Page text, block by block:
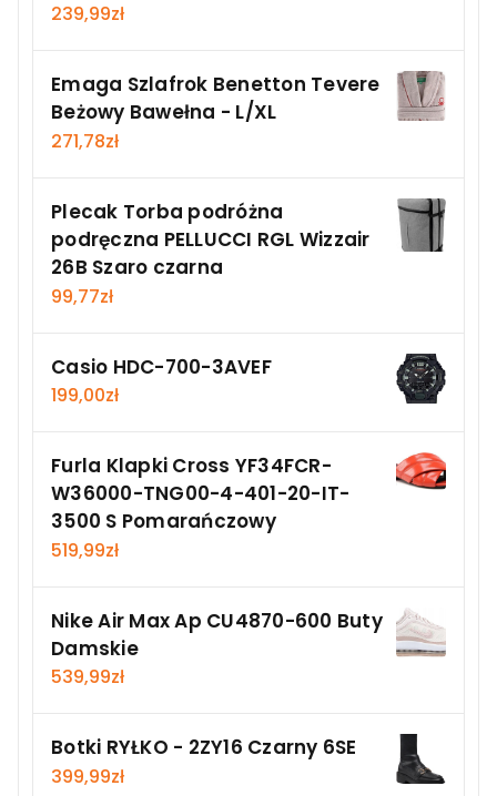
239,99zł
Emaga Szlafrok Benetton Tevere
Beżowy Bawełna - L/XL
271,78zł
Plecak Torba podróżna
podręczna PELLUCCI RGL Wizzair
26B Szaro czarna
99,77zł
Casio HDC-700-3AVEF
199,00zł
Furla Klapki Cross YF34FCR-
W36000-TNG00-4-401-20-IT-
3500 S Pomarańczowy
519,99zł
Nike Air Max Ap CU4870-600 Buty
Damskie
539,99zł
Botki RYŁKO - 2ZY16 Czarny 6SE
399,99zł